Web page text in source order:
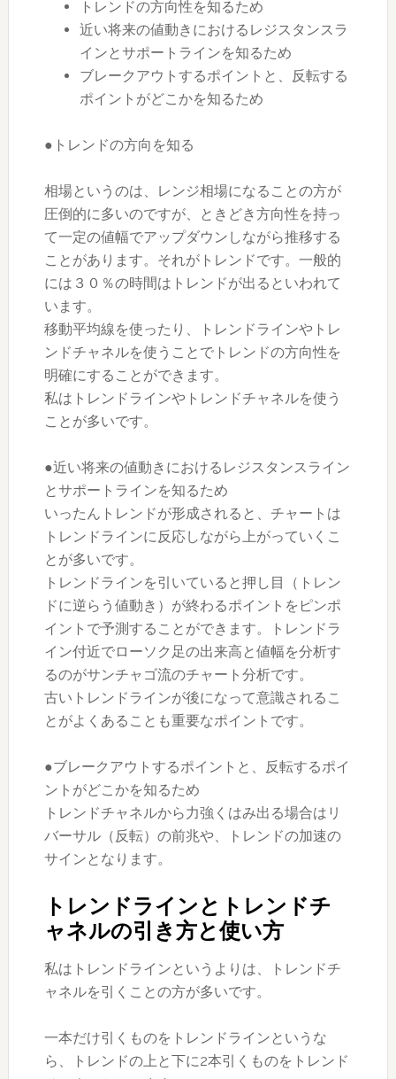
トレンドの方向性を知るため
近い将来の値動きにおけるレジスタンスラ
インとサポートラインを知るため
ブレークアウトするポイントと、反転する
ポイントがどこかを知るため
●トレンドの方向を知る
相場というのは、レンジ相場になることの方が
圧倒的に多いのですが、ときどき方向性を持っ
て一定の値幅でアップダウンしながら推移する
ことがあります。それがトレンドです。一般的
には３０％の時間はトレンドが出るといわれて
います。
移動平均線を使ったり、トレンドラインやトレ
ンドチャネルを使うことでトレンドの方向性を
明確にすることができます。
私はトレンドラインやトレンドチャネルを使う
ことが多いです。
●近い将来の値動きにおけるレジスタンスライン
とサポートラインを知るため
いったんトレンドが形成されると、チャートは
トレンドラインに反応しながら上がっていくこ
とが多いです。
トレンドラインを引いていると押し目（トレン
ドに逆らう値動き）が終わるポイントをピンポ
イントで予測することができます。トレンドラ
イン付近でローソク足の出来高と値幅を分析す
るのがサンチャゴ流のチャート分析です。
古いトレンドラインが後になって意識されるこ
とがよくあることも重要なポイントです。
●ブレークアウトするポイントと、反転するポイ
ントがどこかを知るため
トレンドチャネルから力強くはみ出る場合はリ
バーサル（反転）の前兆や、トレンドの加速の
サインとなります。
トレンドラインとトレンドチ
ャネルの引き方と使い方
私はトレンドラインというよりは、トレンドチ
ャネルを引くことの方が多いです。
一本だけ引くものをトレンドラインというな
ら、トレンドの上と下に2本引くものをトレンド